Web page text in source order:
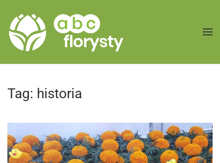
Przejdź do treści głównej
Tag: historia